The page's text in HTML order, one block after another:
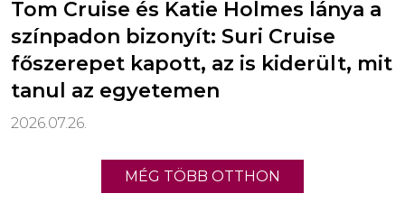
Tom Cruise és Katie Holmes lánya a
színpadon bizonyít: Suri Cruise
főszerepet kapott, az is kiderült, mit
tanul az egyetemen
2026.07.26.
MÉG TÖBB OTTHON